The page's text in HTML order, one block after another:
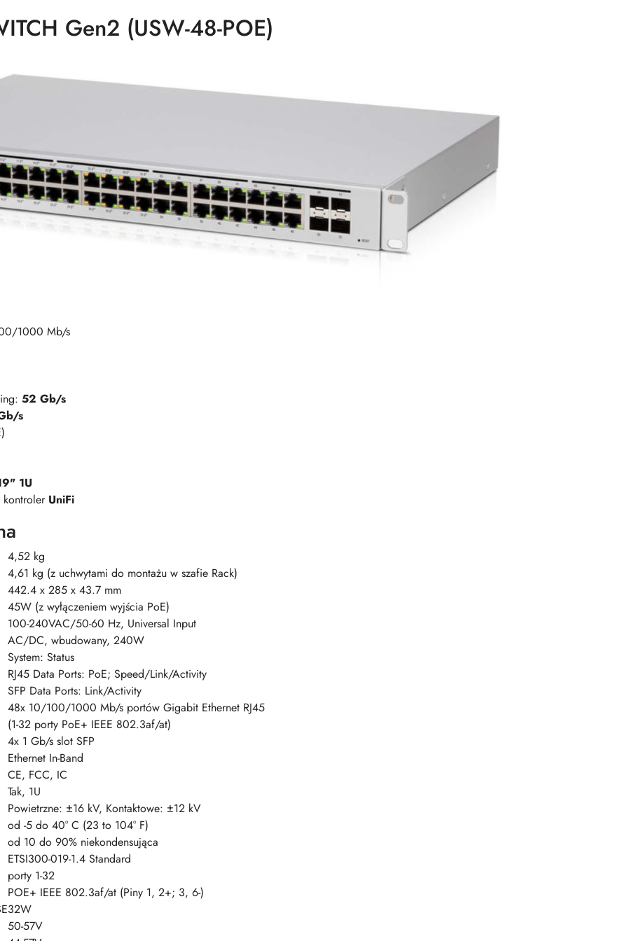
Gen2 (USW-48-POE)
1000 Mb/s
52 Gb/s
s
1U
kontroler UniFi
4,52 kg
4,61 kg (z uchwytami do montażu w szafie Rack)
442.4 x 285 x 43.7 mm
45W (z wyłączeniem wyjścia PoE)
100-240VAC/50-60 Hz, Universal Input
AC/DC, wbudowany, 240W
System: Status
RJ45 Data Ports: PoE; Speed/Link/Activity
SFP Data Ports: Link/Activity
48x 10/100/1000 Mb/s portów Gigabit Ethernet RJ45
(1-32 porty PoE+ IEEE 802.3af/at)
4x 1 Gb/s slot SFP
Ethernet In-Band
CE, FCC, IC
Tak, 1U
Powietrzne: ±16 kV, Kontaktowe: ±12 kV
od -5 do 40° C (23 to 104° F)
od 10 do 90% niekondensująca
ETSI300-019-1.4 Standard
porty 1-32
POE+ IEEE 802.3af/at (Piny 1, 2+; 3, 6-)
32W
50-57V